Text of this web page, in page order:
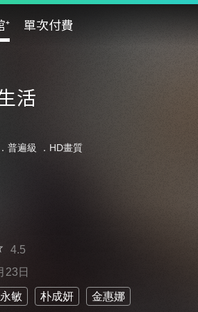
⁺ 單次付費
活
普遍級 ．HD畫質
4.5
23日
敏 朴成妍 金惠娜